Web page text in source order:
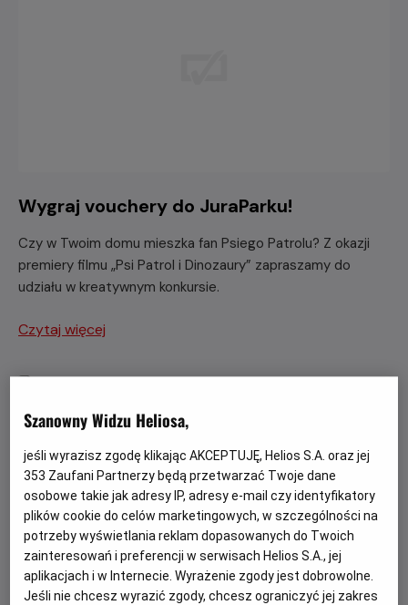
Wygraj vouchery do JuraParku!
Czy w Twoim domu mieszka fan Psiego Patrolu? Z okazji
premiery filmu „Psi Patrol i Dinozaury” zapraszamy do
udziału w kreatywnym konkursie.
Czytaj więcej
Szanowny Widzu Heliosa,
jeśli wyrazisz zgodę klikając AKCEPTUJĘ, Helios S.A. oraz jej
353 Zaufani Partnerzy będą przetwarzać Twoje dane
osobowe takie jak adresy IP, adresy e-mail czy identyfikatory
plików cookie do celów marketingowych, w szczególności na
potrzeby wyświetlania reklam dopasowanych do Twoich
zainteresowań i preferencji w serwisach Helios S.A., jej
aplikacjach i w Internecie. Wyrażenie zgody jest dobrowolne.
Jeśli nie chcesz wyrazić zgody, chcesz ograniczyć jej zakres